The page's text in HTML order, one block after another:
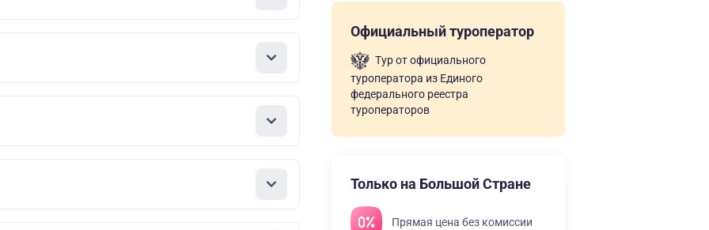
Официальный туроператор
Тур от официального
туроператора из Единого
федерального реестра
туроператоров
Только на Большой Стране
Прямая цена без комиссии